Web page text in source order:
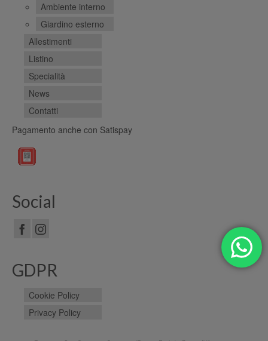
Ambiente interno
Giardino esterno
Allestimenti
Listino
Specialità
News
Contatti
Pagamento anche con Satispay
Social
GDPR
Cookie Policy
Privacy Policy